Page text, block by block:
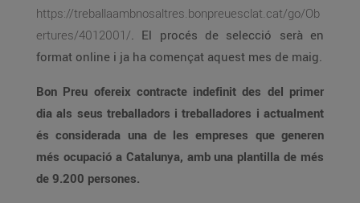
https://treballaambnosaltres.bonpreuesclat.cat/go/Ob
ertures/4012001/. El procés de selecció serà en
format online i ja ha començat aquest mes de maig.
Bon Preu ofereix contracte indefinit des del primer
dia als seus treballadors i treballadores i actualment
és considerada una de les empreses que generen
més ocupació a Catalunya, amb una plantilla de més
de 9.200 persones.